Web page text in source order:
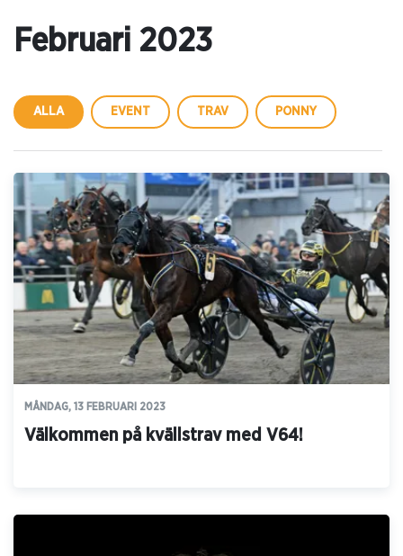
Februari 2023
ALLA EVENT TRAV PONNY
MÅNDAG, 13 FEBRUARI 2023
Välkommen på kvällstrav med V64!